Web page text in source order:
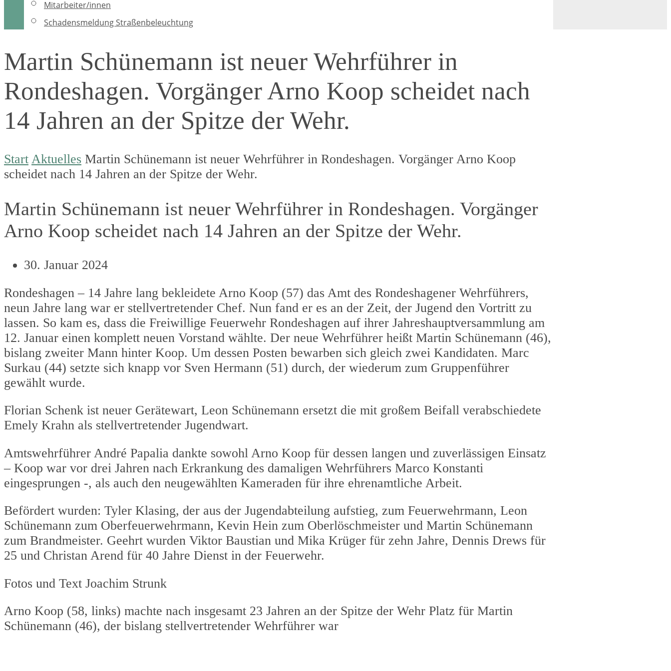
Mitarbeiter/innen
Schadensmeldung Straßenbeleuchtung
Martin Schünemann ist neuer Wehrführer in
Rondeshagen. Vorgänger Arno Koop scheidet nach
14 Jahren an der Spitze der Wehr.
Start Aktuelles Martin Schünemann ist neuer Wehrführer in Rondeshagen. Vorgänger Arno Koop
scheidet nach 14 Jahren an der Spitze der Wehr.
Martin Schünemann ist neuer Wehrführer in Rondeshagen. Vorgänger
Arno Koop scheidet nach 14 Jahren an der Spitze der Wehr.
30. Januar 2024
Rondeshagen – 14 Jahre lang bekleidete Arno Koop (57) das Amt des Rondeshagener Wehrführers,
neun Jahre lang war er stellvertretender Chef. Nun fand er es an der Zeit, der Jugend den Vortritt zu
lassen. So kam es, dass die Freiwillige Feuerwehr Rondeshagen auf ihrer Jahreshauptversammlung am
12. Januar einen komplett neuen Vorstand wählte. Der neue Wehrführer heißt Martin Schünemann (46),
bislang zweiter Mann hinter Koop. Um dessen Posten bewarben sich gleich zwei Kandidaten. Marc
Surkau (44) setzte sich knapp vor Sven Hermann (51) durch, der wiederum zum Gruppenführer
gewählt wurde.
Florian Schenk ist neuer Gerätewart, Leon Schünemann ersetzt die mit großem Beifall verabschiedete
Emely Krahn als stellvertretender Jugendwart.
Amtswehrführer André Papalia dankte sowohl Arno Koop für dessen langen und zuverlässigen Einsatz
– Koop war vor drei Jahren nach Erkrankung des damaligen Wehrführers Marco Konstanti
eingesprungen -, als auch den neugewählten Kameraden für ihre ehrenamtliche Arbeit.
Befördert wurden: Tyler Klasing, der aus der Jugendabteilung aufstieg, zum Feuerwehrmann, Leon
Schünemann zum Oberfeuerwehrmann, Kevin Hein zum Oberlöschmeister und Martin Schünemann
zum Brandmeister. Geehrt wurden Viktor Baustian und Mika Krüger für zehn Jahre, Dennis Drews für
25 und Christan Arend für 40 Jahre Dienst in der Feuerwehr.
Fotos und Text Joachim Strunk
Arno Koop (58, links) machte nach insgesamt 23 Jahren an der Spitze der Wehr Platz für Martin
Schünemann (46), der bislang stellvertretender Wehrführer war